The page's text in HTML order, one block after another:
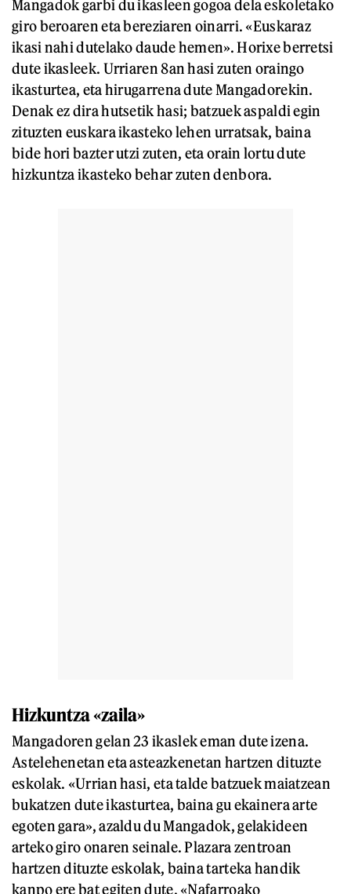
Mangadok garbi du ikasleen gogoa dela eskoletako
giro beroaren eta bereziaren oinarri. «Euskaraz
ikasi nahi dutelako daude hemen». Horixe berretsi
dute ikasleek. Urriaren 8an hasi zuten oraingo
ikasturtea, eta hirugarrena dute Mangadorekin.
Denak ez dira hutsetik hasi; batzuek aspaldi egin
zituzten euskara ikasteko lehen urratsak, baina
bide hori bazter utzi zuten, eta orain lortu dute
hizkuntza ikasteko behar zuten denbora.
Hizkuntza «zaila»
Mangadoren gelan 23 ikaslek eman dute izena.
Astelehenetan eta asteazkenetan hartzen dituzte
eskolak. «Urrian hasi, eta talde batzuek maiatzean
bukatzen dute ikasturtea, baina gu ekainera arte
egoten gara», azaldu du Mangadok, gelakideen
arteko giro onaren seinale. Plazara zentroan
hartzen dituzte eskolak, baina tarteka handik
kanpo ere bat egiten dute. «Nafarroako